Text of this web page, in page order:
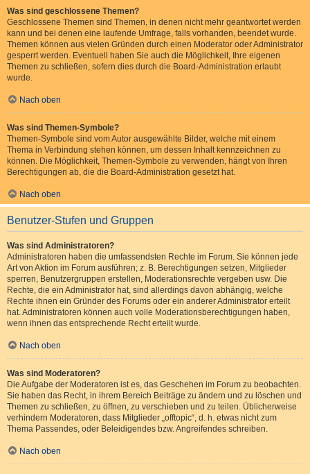
Was sind geschlossene Themen?
Geschlossene Themen sind Themen, in denen nicht mehr geantwortet werden
kann und bei denen eine laufende Umfrage, falls vorhanden, beendet wurde.
Themen können aus vielen Gründen durch einen Moderator oder Administrator
gesperrt werden. Eventuell haben Sie auch die Möglichkeit, Ihre eigenen
Themen zu schließen, sofern dies durch die Board-Administration erlaubt
wurde.
Nach oben
Was sind Themen-Symbole?
Themen-Symbole sind vom Autor ausgewählte Bilder, welche mit einem
Thema in Verbindung stehen können, um dessen Inhalt kennzeichnen zu
können. Die Möglichkeit, Themen-Symbole zu verwenden, hängt von Ihren
Berechtigungen ab, die die Board-Administration gesetzt hat.
Nach oben
Benutzer-Stufen und Gruppen
Was sind Administratoren?
Administratoren haben die umfassendsten Rechte im Forum. Sie können jede
Art von Aktion im Forum ausführen; z. B. Berechtigungen setzen, Mitglieder
sperren, Benutzergruppen erstellen, Moderationsrechte vergeben usw. Die
Rechte, die ein Administrator hat, sind allerdings davon abhängig, welche
Rechte ihnen ein Gründer des Forums oder ein anderer Administrator erteilt
hat. Administratoren können auch volle Moderationsberechtigungen haben,
wenn ihnen das entsprechende Recht erteilt wurde.
Nach oben
Was sind Moderatoren?
Die Aufgabe der Moderatoren ist es, das Geschehen im Forum zu beobachten.
Sie haben das Recht, in ihrem Bereich Beiträge zu ändern und zu löschen und
Themen zu schließen, zu öffnen, zu verschieben und zu teilen. Üblicherweise
verhindern Moderatoren, dass Mitglieder „offtopic“, d. h. etwas nicht zum
Thema Passendes, oder Beleidigendes bzw. Angreifendes schreiben.
Nach oben